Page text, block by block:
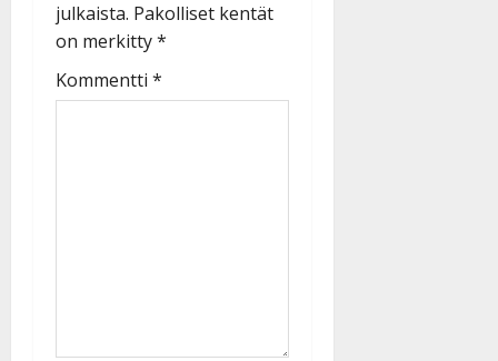
julkaista. Pakolliset kentät
on merkitty*
Kommentti *